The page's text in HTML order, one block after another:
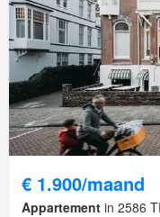
€ 1.900/maand
Appartement in 2586